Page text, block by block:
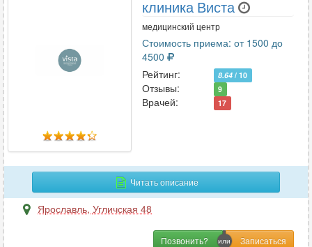
клиника Виста
медицинский центр
Стоимость приема: от 1500 до
4500
Рейтинг:
8.64 / 10
Отзывы: 9
Врачей: 17
Читать описание
Ярославль, Угличская 48
Позвонить?